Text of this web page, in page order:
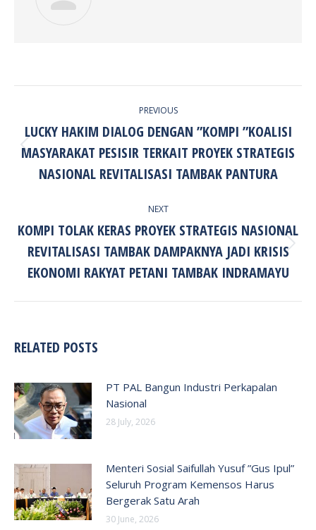
PREVIOUS
Previous
post:
LUCKY HAKIM DIALOG DENGAN ”KOMPI ”KOALISI
MASYARAKAT PESISIR TERKAIT PROYEK STRATEGIS
NASIONAL REVITALISASI TAMBAK PANTURA
NEXT
Next
post:
KOMPI TOLAK KERAS PROYEK STRATEGIS NASIONAL
REVITALISASI TAMBAK DAMPAKNYA JADI KRISIS
EKONOMI RAKYAT PETANI TAMBAK INDRAMAYU
RELATED POSTS
PT PAL Bangun Industri Perkapalan
Nasional
28 July, 2026
Menteri Sosial Saifullah Yusuf ”Gus Ipul”
Seluruh Program Kemensos Harus
Bergerak Satu Arah
30 June, 2026